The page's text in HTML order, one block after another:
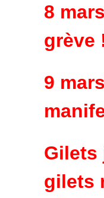
8
grève
9
Gilets
gilets